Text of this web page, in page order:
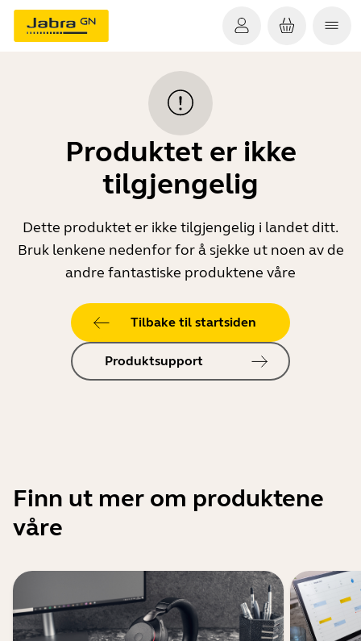
Produktet er ikke
tilgjengelig
Dette produktet er ikke tilgjengelig i landet ditt.
Bruk lenkene nedenfor for å sjekke ut noen av de
andre fantastiske produktene våre
Tilbake til startsiden
Produktsupport
Finn ut mer om produktene
våre